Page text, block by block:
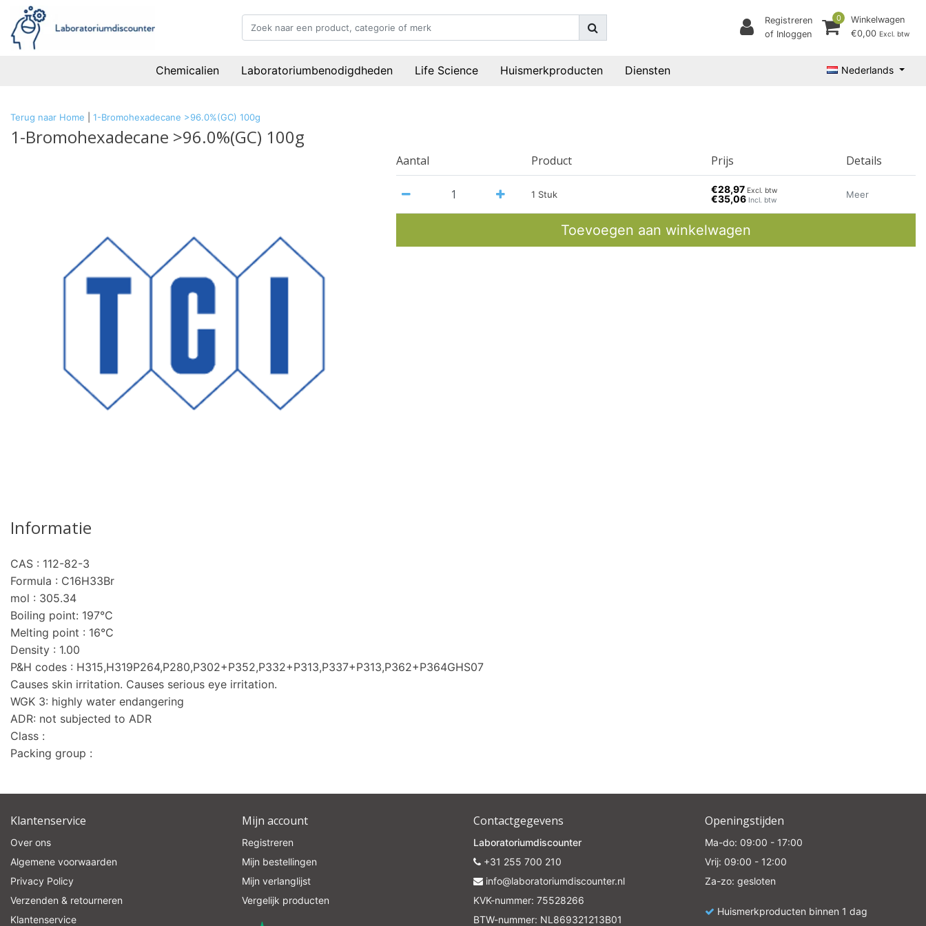
Registreren
of Inloggen
0
Winkelwagen
€0,00 Excl. btw
Chemicalien Laboratoriumbenodigdheden Life Science Huismerkproducten Diensten Nederlands
Terug naar Home 1-Bromohexadecane >96.0%(GC) 100g
1-Bromohexadecane >96.0%(GC) 100g
Aantal Product Prijs Details
1 Stuk €28,97 Excl. btw
€35,06 Incl. btw
Meer
Toevoegen aan winkelwagen
Informatie
CAS : 112-82-3
Formula : C16H33Br
mol : 305.34
Boiling point: 197°C
Melting point : 16°C
Density : 1.00
P&H codes : H315,H319P264,P280,P302+P352,P332+P313,P337+P313,P362+P364GHS07
Causes skin irritation. Causes serious eye irritation.
WGK 3: highly water endangering
ADR: not subjected to ADR
Class :
Packing group :
Klantenservice
Over ons
Algemene voorwaarden
Privacy Policy
Verzenden & retourneren
Klantenservice
Mijn account
Registreren
Mijn bestellingen
Mijn verlanglijst
Vergelijk producten
Contactgegevens
Laboratoriumdiscounter
+31 255 700 210
info@laboratoriumdiscounter.nl
KVK-nummer: 75528266
BTW-nummer: NL869321213B01
Openingstijden
Ma-do: 09:00 - 17:00
Vrij: 09:00 - 12:00
Za-zo: gesloten
Huismerkproducten binnen 1 dag